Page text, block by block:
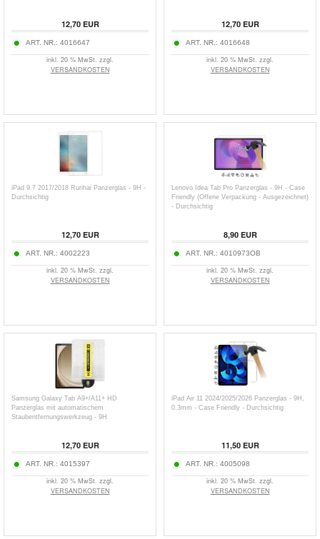
12,70EUR
ART. NR.: 4016647
inkl. 20 % MwSt. zzgl.
VERSANDKOSTEN
12,70EUR
ART. NR.: 4016648
inkl. 20 % MwSt. zzgl.
VERSANDKOSTEN
iPad 9.7 2017/2018 Rurihai Panzerglas - 9H -
Durchsichtig
12,70EUR
ART. NR.: 4002223
inkl. 20 % MwSt. zzgl.
VERSANDKOSTEN
Lenovo Idea Tab Pro Panzerglas - 9H - Case
Friendly (Offene Verpackung - Ausgezeichnet)
- Durchsichtig
8,90EUR
ART. NR.: 4010973OB
inkl. 20 % MwSt. zzgl.
VERSANDKOSTEN
Samsung Galaxy Tab A9+/A11+ HD
Panzerglas mit automatischem
Staubentfernungswerkzeug - 9H
12,70EUR
ART. NR.: 4015397
inkl. 20 % MwSt. zzgl.
VERSANDKOSTEN
iPad Air 11 2024/2025/2026 Panzerglas - 9H,
0.3mm - Case Friendly - Durchsichtig
11,50EUR
ART. NR.: 4005098
inkl. 20 % MwSt. zzgl.
VERSANDKOSTEN